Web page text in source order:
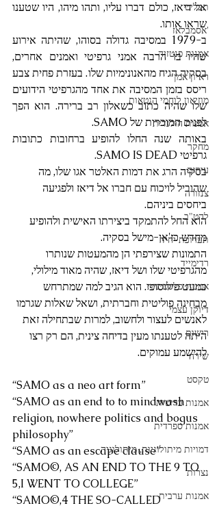
תבליט
'אסמבלאז
אמנות פנטזיה
ראיון אמן
מוזיאון לוחמי הגטאות
אמנות הולנדית
מחקר
עירום
צנזורה
להט"ב
תערוכת יחיד
רדימייד
אמנות פלסטינית
דיוקן עצמי
רישום
שירה
טקסט
אמנות בריטית
אמנות ספרדית
דמויות מיתולוגיות, מיתולוגיה
נצרות
אמנות ערבית
שראו אותו.
לפנים המוכרות של SAMO.
גרפיטי SAMO IS DEAD.
בסקיה הרג את דמות האלטר אגו שלו, מה
שהוביל לויכוח עם חברו אל דיאז ולפגיעה
ביחסים ביניהם.
הוא החל להתמקד ביצירתו האישית ולהופיע
מחדש כז'אן-מישל בסקיה.
התמונות שצירפתי הן מהמעטות שנותרו
מהגרפיטי שלו ושל דיאז, שהיה מאוד מילולי,
כמעט פילוסופי. הוא הגיב למה שמתרחש
מבחינה פוליטית וחברתית, ושאל שאלות שגרמו
לאנשים לעצור ולחשוב, למרות שבתחילה זאת
היתה לטענתו מעין בדיחה צינית, הם רק רצו
להישמע עמוקים.
“SAMO as a neo art form”
“SAMO as an end to to mindwash
religion, nowhere politics and bogus
philosophy”
“SAMO as an escape clause”
“SAMO©, AS AN END TO THE 9 TO
5,I WENT TO COLLEGE”
“SAMO©,4 THE SO-CALLED